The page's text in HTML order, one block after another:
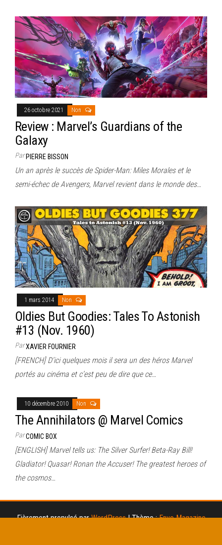
26 octobre 2021 Non
Review : Marvel’s Guardians of the
Galaxy
ParPIERRE BISSON
Un an après le succès de Spider-Man: Miles Morales et le
semi-échec de Avengers, Marvel revient dans le monde des…
1 mars 2014 Non
Oldies But Goodies: Tales To Astonish
#13 (Nov. 1960)
ParXAVIER FOURNIER
[FRENCH] D’ici quelques mois il sera un des héros Marvel
portés au cinéma et c’est peu de dire que ce…
10 décembre 2010 Non
The Annihilators @ Marvel Comics
ParCOMIC BOX
[ENGLISH] Marvel tells us: The Silver Surfer! Beta-Ray Bill!
Gladiator! Quasar! Ronan the Accuser! The greatest heroes of
the cosmos…
Fièrement propulsé parWordPress |Thème :Envo Magazine